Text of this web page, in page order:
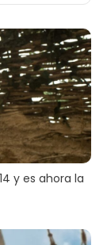
y es ahora la